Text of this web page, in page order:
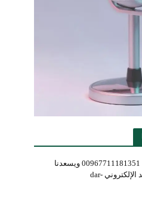
وللتواصل معنا عبر الواتساب: 00967711181351 ويسعدنا
التواصل معكم دائماً عبر البريد الإلكتروني dar-